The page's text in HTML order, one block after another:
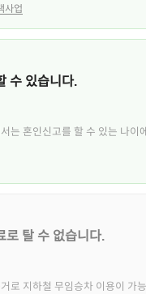
사업
수 있습니다.
는 혼인신고를 할 수 있는 나이
로 탈 수 없습니다.
로 지하철 무임승차 이용이 가